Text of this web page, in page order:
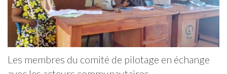
Les membres du comité de pilotage en échange